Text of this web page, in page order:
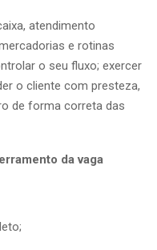
atendimento
e rotinas
o seu fluxo; exercer
o cliente com presteza,
de forma correta das
da vaga